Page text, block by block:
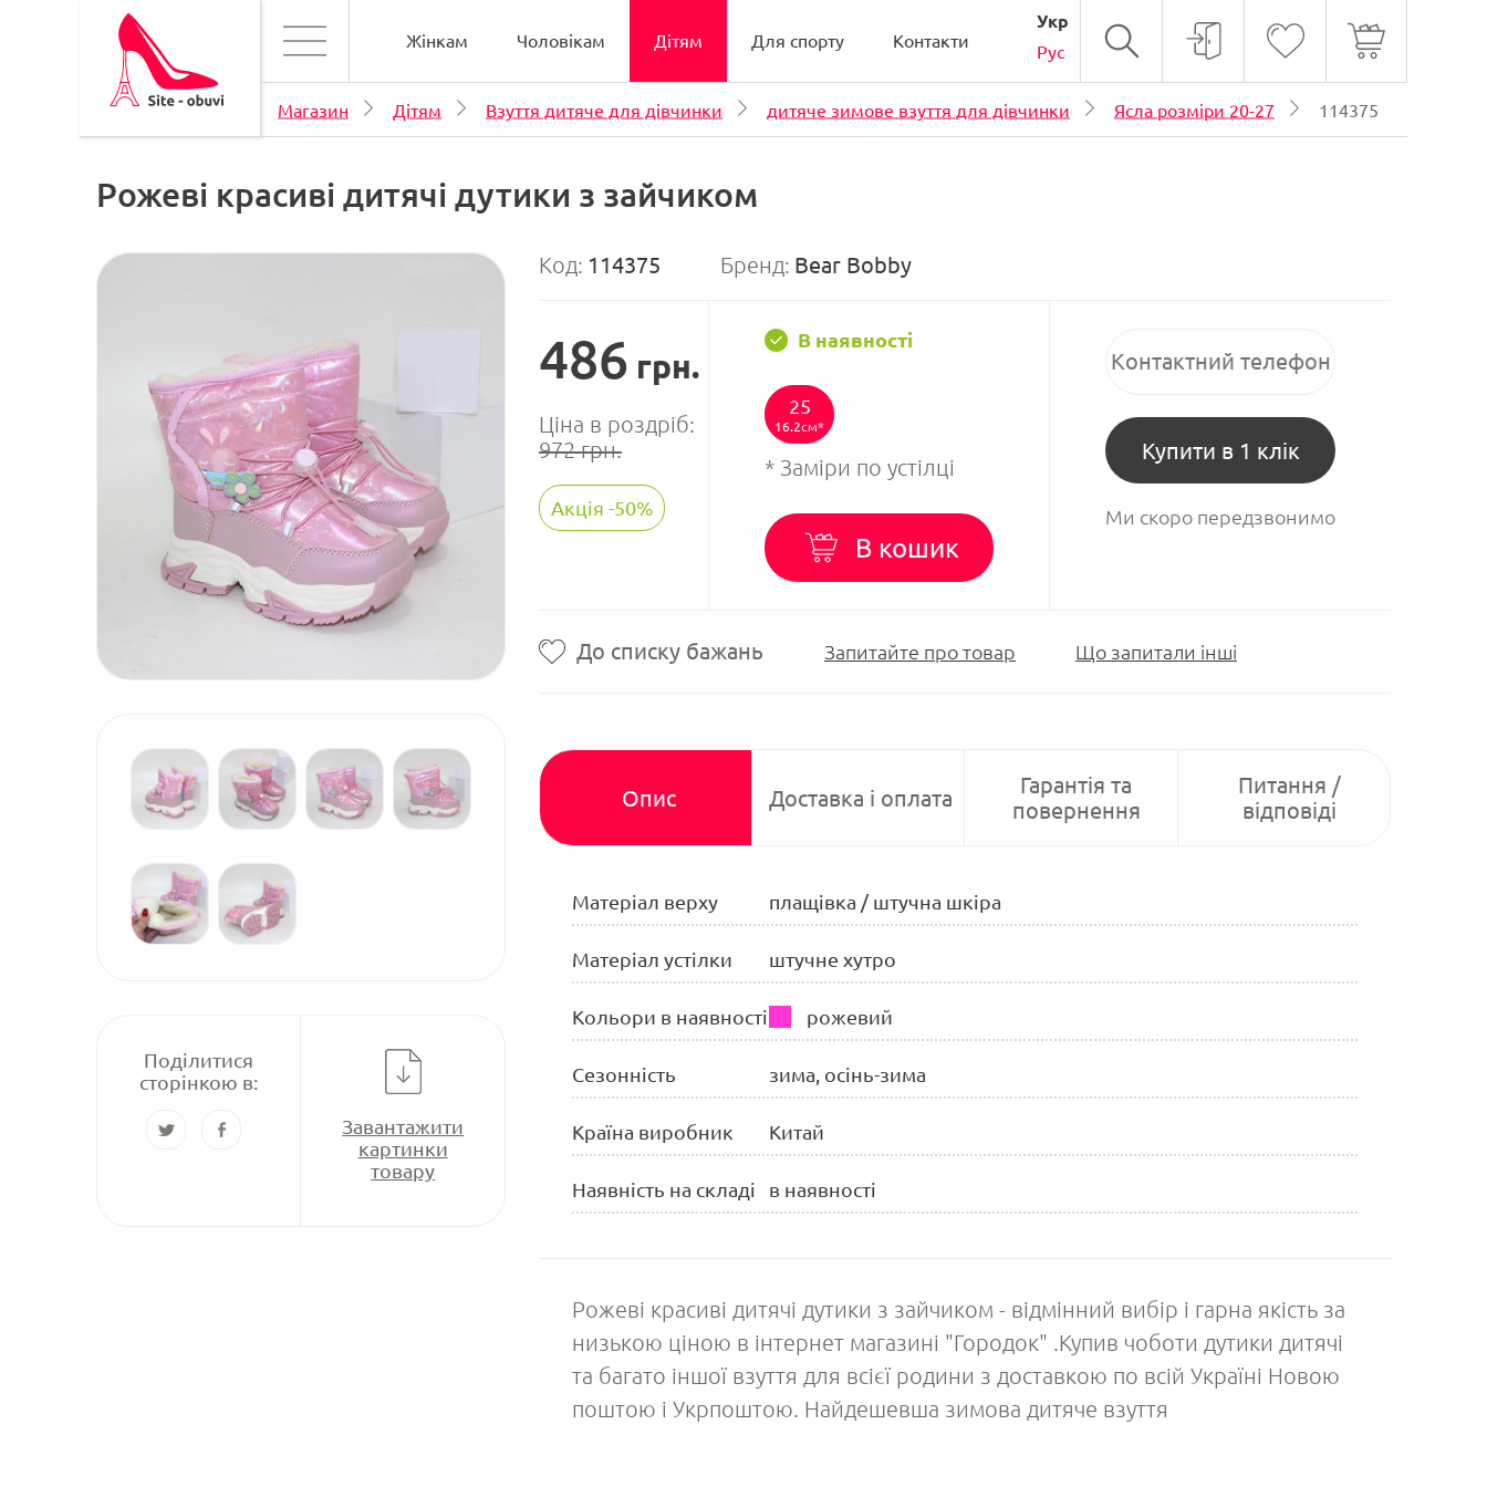
Жінкам Чоловікам Дітям Для спорту Контакти
Укр
Рус
Магазин Дітям Взуття дитяче для дівчинки дитяче зимове взуття для дівчинки Ясла розміри 20-27 114375
Рожеві красиві дитячі дутики з зайчиком
Поділитися
сторінкою в:
Завантажити
картинки
товару
Код: 114375 Бренд: Bear Bobby
486 грн.
Ціна в роздріб:
972грн.
Акція -50%
В наявності
25
16.2см
* Заміри по устілці
В кошик
Купити в 1 клік
Ми скоро передзвонимо
До списку бажань Запитайте про товар Що запитали інші
Опис Доставка і оплата
Гарантія та
повернення
Питання /
відповіді
Матеріал верху плащівка / штучна шкіра
Матеріал устілки штучне хутро
Кольори в наявності рожевий
Сезонність зима, осінь-зима
Країна виробник Китай
Наявність на складі в наявності
Рожеві красиві дитячі дутики з зайчиком - відмінний вибір і гарна якість за
низькою ціною в інтернет магазині "Городок" .Купив чоботи дутики дитячі
та багато іншої взуття для всієї родини з доставкою по всій Україні Новою
поштою і Укрпоштою. Найдешевша зимова дитяче взуття